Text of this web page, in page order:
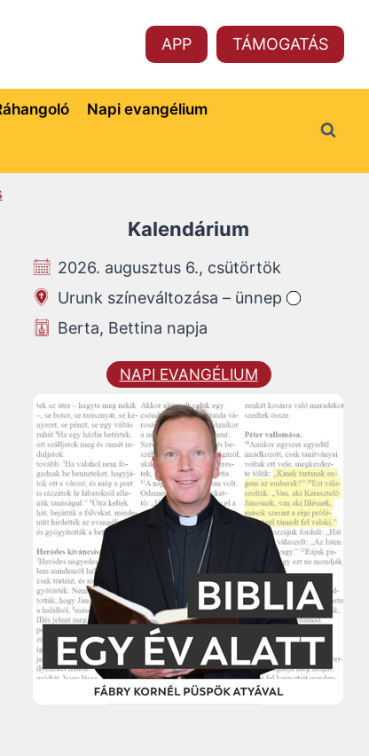
APP TÁMOGATÁS
Napi evangélium
Kalendárium
2026. augusztus 6., csütörtök
Urunk színeváltozása – ünnep
Berta, Bettina napja
NAPI EVANGÉLIUM